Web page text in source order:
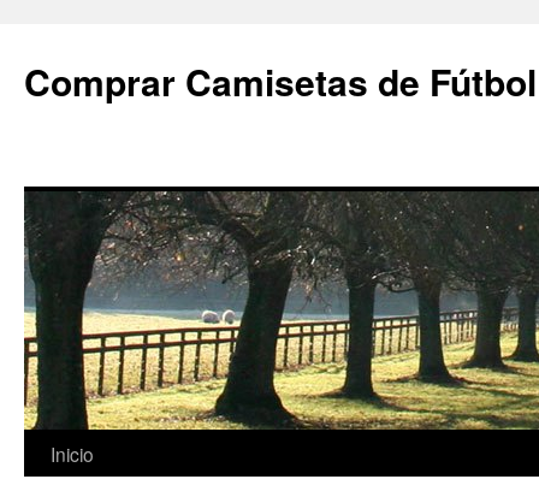
Comprar Camisetas de
Saltar
Inicio